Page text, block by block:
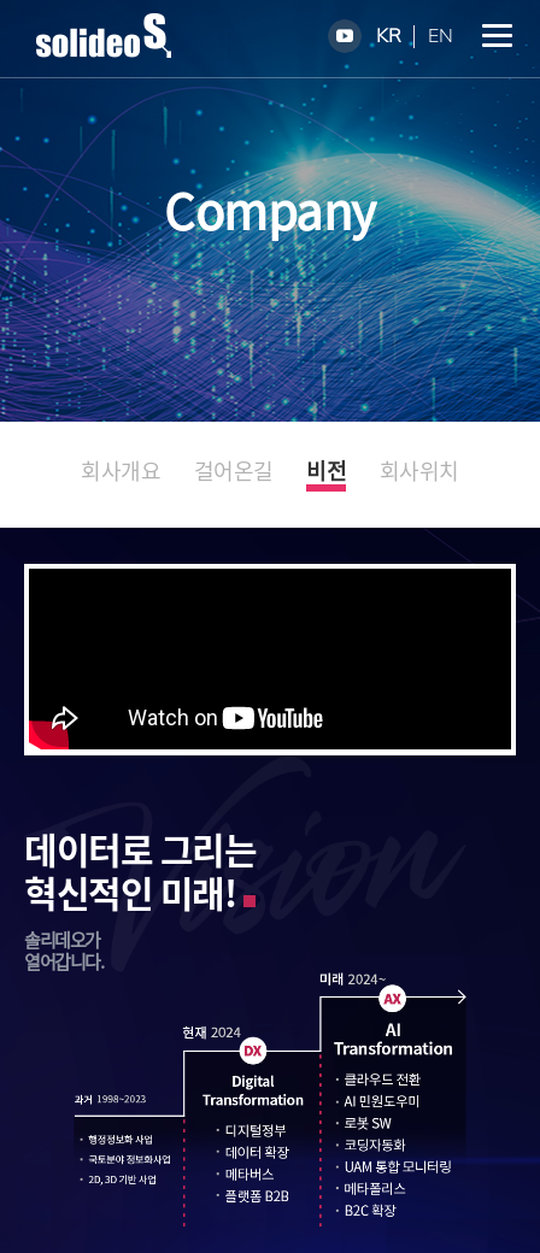
KR EN
Company
회사개요 걸어온길 비전 회사위치
데이터로 그리는
혁신적인 미래!
솔리데오가
열어갑니다.